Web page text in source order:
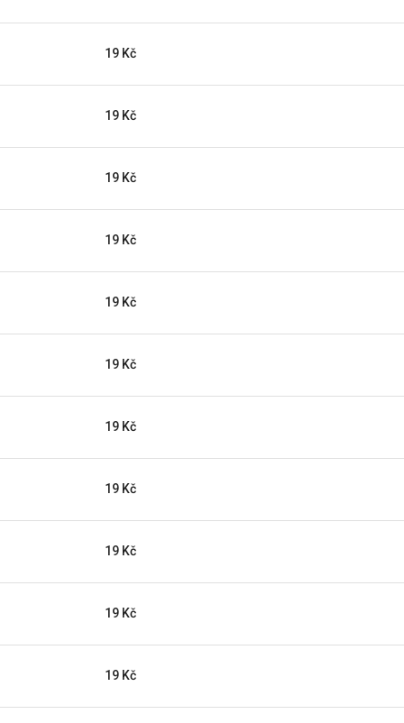
19 Kč
19 Kč
19 Kč
19 Kč
19 Kč
19 Kč
19 Kč
19 Kč
19 Kč
19 Kč
19 Kč